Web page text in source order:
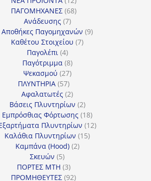
προϊόντα
ΠΑΓΟΜΗΧΑΝΕΣ 6868
Ανάδευσης 77
προϊόντα
Αποθήκες Παγομηχανών 99
Καθέτου Στοιχείου 77
Παγολέπι 44
προϊόντα
Παγότριμμα 88
προϊόντα
Ψεκασμού 2727
προϊόντα
ΠΛΥΝΤΗΡΙΑ 5757
προϊόντα
Αφαλατωτές 22
προϊόντα
Βάσεις Πλυντηρίων 22
προϊόντα
Εμπρόσθιας Φόρτωσης 1818
προϊόντα
Πλυντηρίων 1212
Καλάθια Πλυντηρίων 1515
Καμπάνα (Hood) 22
Σκευών 55
προϊόντα
ΠΟΡΤΕΣ MTH 33
προϊόντα
ΠΡΟΜΗΘΕΥΤΕΣ 9292